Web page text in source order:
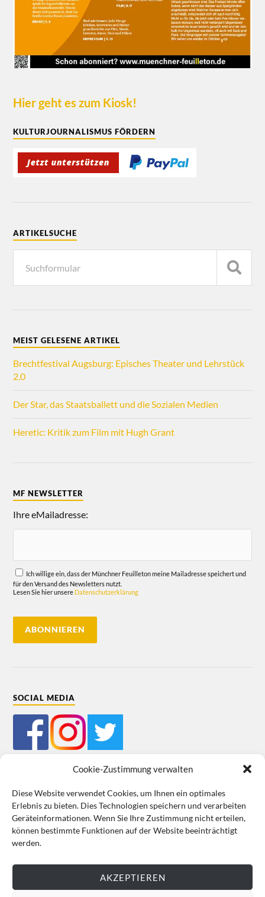
Cookie-Zustimmung verwalten
Diese Website verwendet Cookies, um Ihnen ein optimales
Erlebnis zu bieten. Dies Technologien speichern und verarbeiten
Geräteinformationen. Wenn Sie Ihre Zustimmung nicht erteilen,
können bestimmte Funktionen auf der Website beeinträchtigt
werden.
AKZEPTIEREN
Hier geht es zum Kiosk!
KULTURJOURNALISMUS FÖRDERN
ARTIKELSUCHE
MEIST GELESENE ARTIKEL
Brechtfestival Augsburg: Episches Theater und Lehrstück
2.0
Der Star, das Staatsballett und die Sozialen Medien
Heretic: Kritik zum Film mit Hugh Grant
MF NEWSLETTER
Ihre eMailadresse:
Ich willige ein, dass der Münchner Feuilleton meine Mailadresse speichert und
für den Versand des Newsletters nutzt.
Lesen Sie hier unsere Datenschutzerklärung
SOCIAL MEDIA
Mein Bestellkonto Kundeninformationen Datenschutz
Cookie-Richtlinie (EU) Impressum
VERTRAG WIDERRUFEN